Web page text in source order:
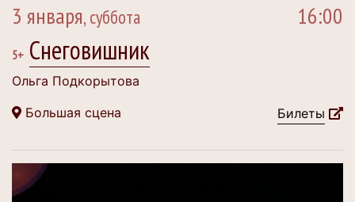
3 января, суббота 16:00
5+ Снеговишник
Ольга Подкорытова
Большая сцена
Билеты